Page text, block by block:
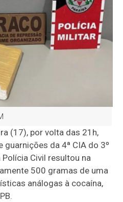
(17), por volta das 21h,
da 4ª CIA do 3º
Civil resultou na
500 gramas de uma
análogas à cocaína,